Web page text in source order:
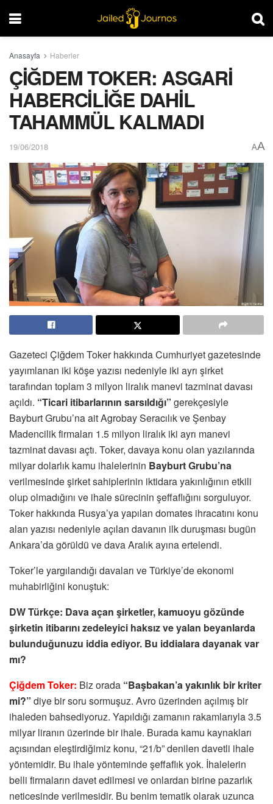
Anasayfa Haberler
ÇİĞDEM TOKER: ASGARİ
HABERCİLİĞE DAHİL
TAHAMMÜL KALMADI
19/06/2018 AA
Gazeteci Çiğdem Toker hakkında Cumhuriyet gazetesinde
yayımlanan iki köşe yazısı nedeniyle iki ayrı şirket
tarafından toplam 3 milyon liralık manevi tazminat davası
açıldı. “Ticari itibarlarının sarsıldığı” gerekçesiyle
Bayburt Grubu’na ait Agrobay Seracılık ve Şenbay
Madencilik firmaları 1.5 milyon liralık iki ayrı manevi
tazminat davası açtı. Toker, davaya konu olan yazılarında
milyar dolarlık kamu ihalelerinin Bayburt Grubu’na
verilmesinde şirket sahiplerinin iktidara yakınlığının etkili
olup olmadığını ve ihale sürecinin şeffaflığını sorguluyor.
Toker hakkında Rusya’ya yapılan domates ihracatını konu
alan yazısı nedeniyle açılan davanın ilk duruşması bugün
Ankara’da görüldü ve dava Aralık ayına ertelendi.
Toker’le yargılandığı davaları ve Türkiye’de ekonomi
muhabirliğini konuştuk:
DW Türkçe: Dava açan şirketler, kamuoyu gözünde
şirketin itibarını zedeleyici haksız ve yalan beyanlarda
bulunduğunuzu iddia ediyor. Bu iddialara dayanak var
mı?
Çiğdem Toker: Biz orada “Başbakan’a yakınlık bir kriter
mi?” diye bir soru sormuşuz. Avro üzerinden açılmış bir
ihaleden bahsediyoruz. Yapıldığı zamanın rakamlarıyla 3.5
milyar liranın üzerinde bir ihale. Burada kamu kaynakları
açısından eleştirdiğimiz konu, “21/b” denilen davetli ihale
yöntemidir. Bu ihale yönteminde şeffaflık yok. İhalelerin
belli firmaların davet edilmesi ve onlardan birine pazarlık
neticesinde verilmesidir. Bu benim tematik olarak uzunca